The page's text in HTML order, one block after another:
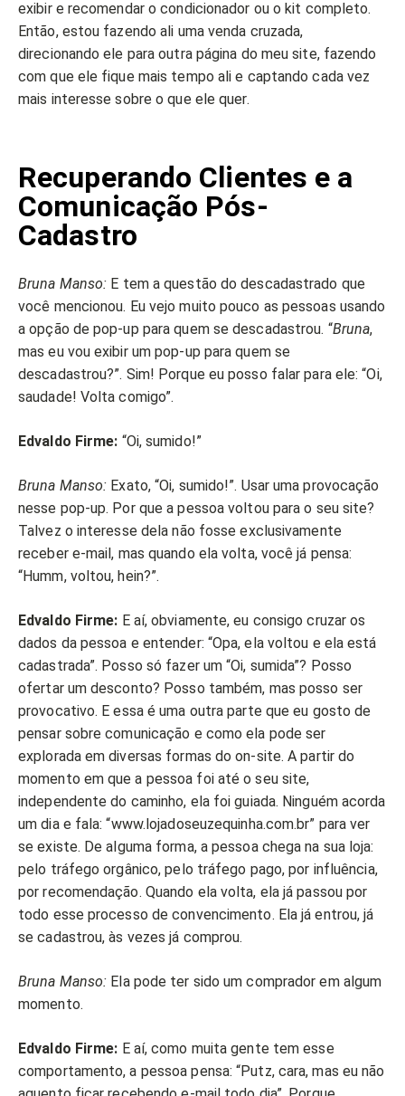
exibir e recomendar o condicionador ou o kit completo.
Então, estou fazendo ali uma venda cruzada,
direcionando ele para outra página do meu site, fazendo
com que ele fique mais tempo ali e captando cada vez
mais interesse sobre o que ele quer.
Recuperando Clientes e a
Comunicação Pós-
Cadastro
Bruna Manso: E tem a questão do descadastrado que
você mencionou. Eu vejo muito pouco as pessoas usando
a opção de pop-up para quem se descadastrou. “Bruna,
mas eu vou exibir um pop-up para quem se
descadastrou?”. Sim! Porque eu posso falar para ele: “Oi,
saudade! Volta comigo”.
Edvaldo Firme: “Oi, sumido!”
Bruna Manso: Exato, “Oi, sumido!”. Usar uma provocação
nesse pop-up. Por que a pessoa voltou para o seu site?
Talvez o interesse dela não fosse exclusivamente
receber e-mail, mas quando ela volta, você já pensa:
“Humm, voltou, hein?”.
Edvaldo Firme: E aí, obviamente, eu consigo cruzar os
dados da pessoa e entender: “Opa, ela voltou e ela está
cadastrada”. Posso só fazer um “Oi, sumida”? Posso
ofertar um desconto? Posso também, mas posso ser
provocativo. E essa é uma outra parte que eu gosto de
pensar sobre comunicação e como ela pode ser
explorada em diversas formas do on-site. A partir do
momento em que a pessoa foi até o seu site,
independente do caminho, ela foi guiada. Ninguém acorda
um dia e fala: “www.lojadoseuzequinha.com.br” para ver
se existe. De alguma forma, a pessoa chega na sua loja:
pelo tráfego orgânico, pelo tráfego pago, por influência,
por recomendação. Quando ela volta, ela já passou por
todo esse processo de convencimento. Ela já entrou, já
se cadastrou, às vezes já comprou.
Bruna Manso: Ela pode ter sido um comprador em algum
momento.
Edvaldo Firme: E aí, como muita gente tem esse
comportamento, a pessoa pensa: “Putz, cara, mas eu não